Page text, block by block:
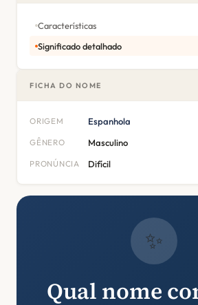
Características
Significado detalhado
FICHA DO NOME
ORIGEM Espanhola
GÊNERO Masculino
PRONÚNCIA Difícil
✨
Qual nome